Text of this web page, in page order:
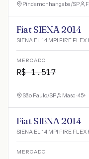
Pindamonhangaba/SP
Fiat SIENA 2014
SIENA EL 1.4 MPI FIRE FLEX
MERCADO
R$1.517
São Paulo/SP Masc · 45+
Fiat SIENA 2014
SIENA EL 1.4 MPI FIRE FLEX
MERCADO